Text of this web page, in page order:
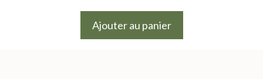
initial
Ajouter au panier